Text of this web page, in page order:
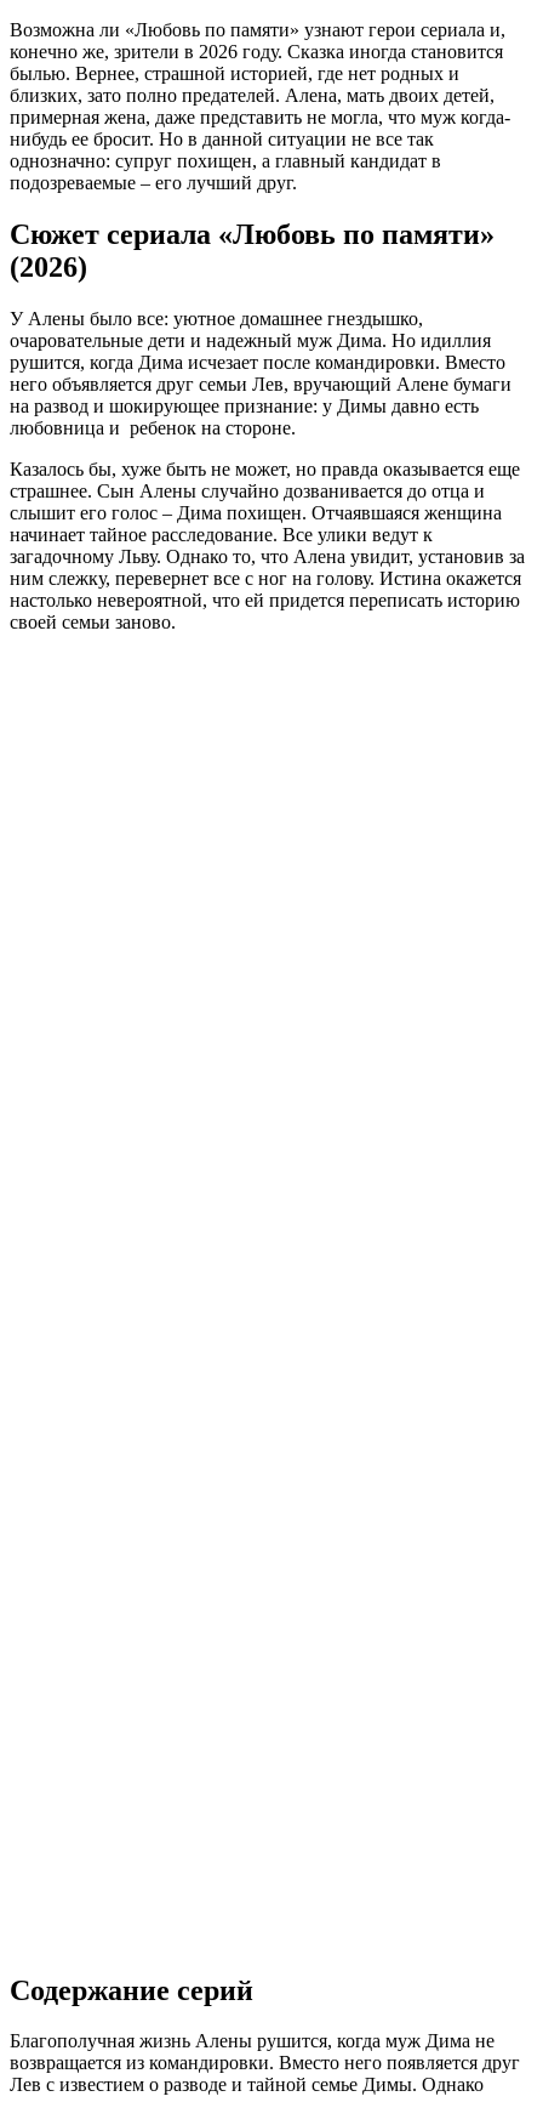
Возможна ли «Любовь по памяти» узнают герои сериала и,
конечно же, зрители в 2026 году. Сказка иногда становится
былью. Вернее, страшной историей, где нет родных и
близких, зато полно предателей. Алена, мать двоих детей,
примерная жена, даже представить не могла, что муж когда-
нибудь ее бросит. Но в данной ситуации не все так
однозначно: супруг похищен, а главный кандидат в
подозреваемые – его лучший друг.
Сюжет сериала «Любовь по памяти»
(2026)
У Алены было все: уютное домашнее гнездышко,
очаровательные дети и надежный муж Дима. Но идиллия
рушится, когда Дима исчезает после командировки. Вместо
него объявляется друг семьи Лев, вручающий Алене бумаги
на развод и шокирующее признание: у Димы давно есть
любовница и ребенок на стороне.
Казалось бы, хуже быть не может, но правда оказывается еще
страшнее. Сын Алены случайно дозванивается до отца и
слышит его голос – Дима похищен. Отчаявшаяся женщина
начинает тайное расследование. Все улики ведут к
загадочному Льву. Однако то, что Алена увидит, установив за
ним слежку, перевернет все с ног на голову. Истина окажется
настолько невероятной, что ей придется переписать историю
своей семьи заново.
Содержание серий
Благополучная жизнь Алены рушится, когда муж Дима не
возвращается из командировки. Вместо него появляется друг
Лев с известием о разводе и тайной семье Димы. Однако